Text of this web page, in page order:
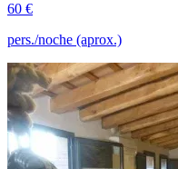
60 €
pers./noche (aprox.)